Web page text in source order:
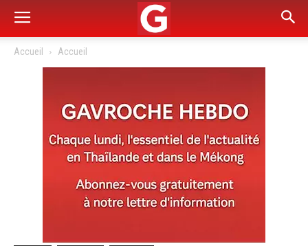
Accueil Accueil